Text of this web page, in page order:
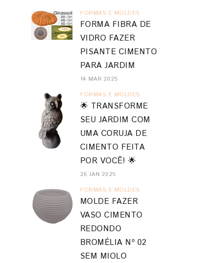
FORMAS E MOLDES
FORMA FIBRA DE
VIDRO FAZER
PISANTE CIMENTO
PARA JARDIM
14 MAR 2025
FORMAS E MOLDES
🌟 TRANSFORME
SEU JARDIM COM
UMA CORUJA DE
CIMENTO FEITA
POR VOCÊ! 🌟
26 JAN 2025
FORMAS E MOLDES
MOLDE FAZER
VASO CIMENTO
REDONDO
BROMÉLIA Nº 02
SEM MIOLO